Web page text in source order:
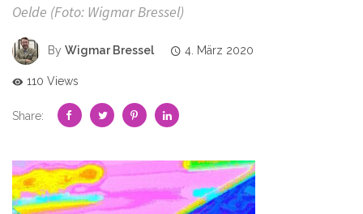
Oelde (Foto: Wigmar Bressel)
By Wigmar Bressel 4. März 2020
110 Views
Share: